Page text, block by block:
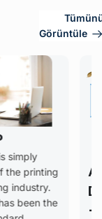
Görüntüle
Analiz Ve
–